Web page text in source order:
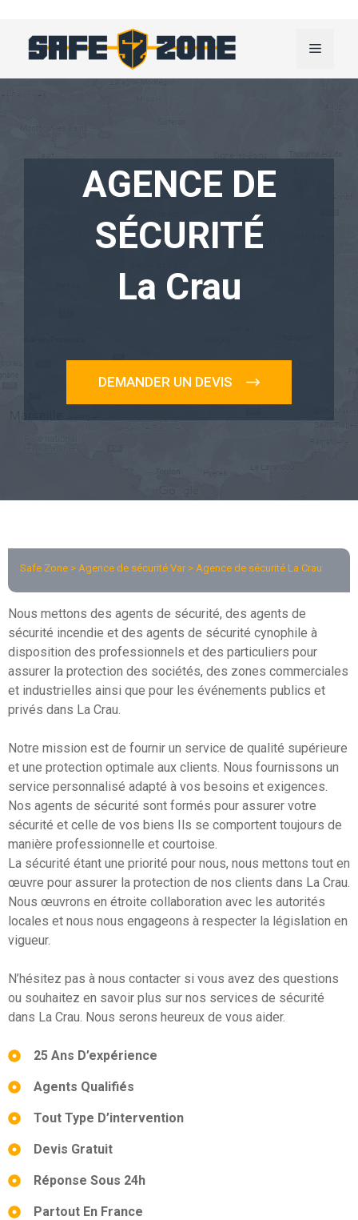
Menu
AGENCE DE
SÉCURITÉ
La Crau
DEMANDER UN DEVIS
Safe Zone > Agence de sécurité Var> Agence de sécurité La Crau
Nous mettons des agents de sécurité, des agents de
sécurité incendie et des agents de sécurité cynophile à
disposition des professionnels et des particuliers pour
assurer la protection des sociétés, des zones commerciales
et industrielles ainsi que pour les événements publics et
privés dans La Crau.
Notre mission est de fournir un service de qualité supérieure
et une protection optimale aux clients. Nous fournissons un
service personnalisé adapté à vos besoins et exigences.
Nos agents de sécurité sont formés pour assurer votre
sécurité et celle de vos biens Ils se comportent toujours de
manière professionnelle et courtoise.
La sécurité étant une priorité pour nous, nous mettons tout en
œuvre pour assurer la protection de nos clients dans La Crau.
Nous œuvrons en étroite collaboration avec les autorités
locales et nous nous engageons à respecter la législation en
vigueur.
N’hésitez pas à nous contacter si vous avez des questions
ou souhaitez en savoir plus sur nos services de sécurité
dans La Crau. Nous serons heureux de vous aider.
25 Ans D’expérience
Agents Qualifiés
Tout Type D’intervention
Devis Gratuit
Réponse Sous 24h
Partout En France